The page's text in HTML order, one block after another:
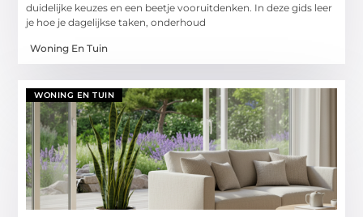
duidelijke keuzes en een beetje vooruitdenken. In deze gids leer
je hoe je dagelijkse taken, onderhoud
Woning En Tuin
WONING EN TUIN